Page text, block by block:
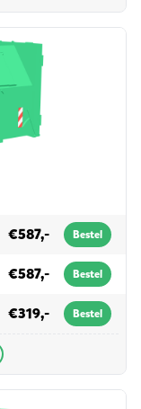
€587,- Bestel
€587,- Bestel
€319,- Bestel